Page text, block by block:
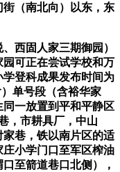
（南北向）以东，东
西固人家三期御园）
可正在尝试学校和万
登科成果发布时间为
单号段（含裕华家
一放置到平和平静区
，市耕具厂，中山
家巷，铁以南片区的适
小学门口至军区榨油
至箭道巷口北侧），